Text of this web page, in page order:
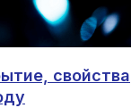
свойства